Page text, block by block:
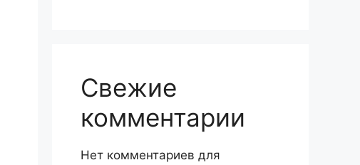
Свежие
комментарии
Нет комментариев для